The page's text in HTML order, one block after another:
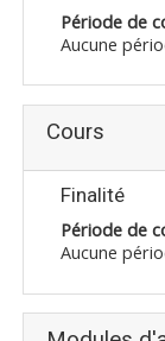
Période de
Aucune
Cours
Finalité
Période de
Aucune